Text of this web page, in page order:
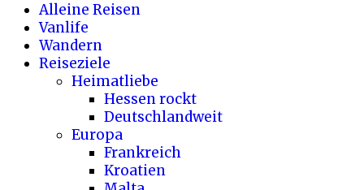
Alleine Reisen
Vanlife
Wandern
Reiseziele
Heimatliebe
Hessen rockt
Deutschlandweit
Europa
Frankreich
Kroatien